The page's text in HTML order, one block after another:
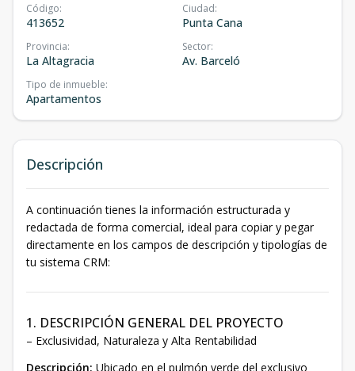
Código:
413652
Ciudad:
Punta Cana
Provincia:
La Altagracia
Sector:
Av. Barceló
Tipo de inmueble:
Apartamentos
Descripción
A continuación tienes la información estructurada y
redactada de forma comercial, ideal para copiar y pegar
directamente en los campos de descripción y tipologías de
tu sistema CRM:
1. DESCRIPCIÓN GENERAL DEL PROYECTO
– Exclusividad, Naturaleza y Alta Rentabilidad
Descripción: Ubicado en el pulmón verde del exclusivo